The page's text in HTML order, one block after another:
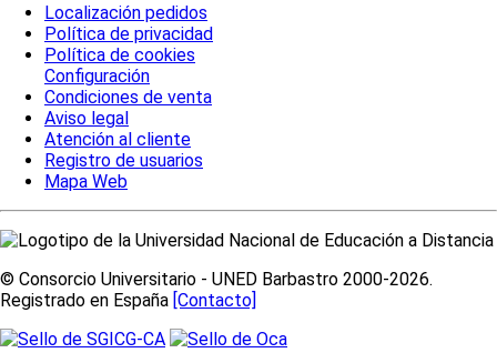
Localización pedidos
Política de privacidad
Política de cookies
Configuración
Condiciones de venta
Aviso legal
Atención al cliente
Registro de usuarios
Mapa Web
© Consorcio Universitario - UNED Barbastro 2000-2026.
Registrado en España [Contacto]